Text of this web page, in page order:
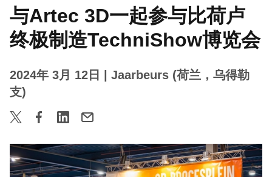
与Artec 3D一起参与比荷卢
终极制造TechniShow博览会
2024年 3月 12日
| Jaarbeurs (荷兰，乌得勒
支)